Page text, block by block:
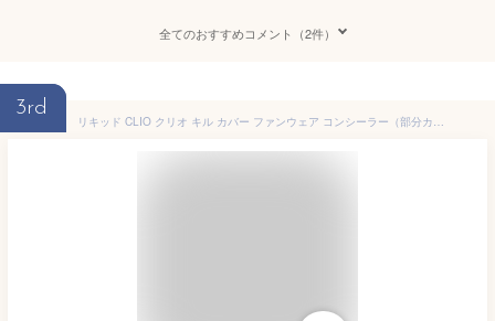
全てのおすすめコメント（2件）
3rd
リキッド CLIO クリオ キル カバー ファンウェア コンシーラー（部分カバー・部分用 ファンデーション）6g キルカバー メッシュ グロウ エッセンシャル クッション(SPF50+/PA++++) ベースメイク ベース 化粧下地 紫外線対策 水 正規品 韓国コスメ